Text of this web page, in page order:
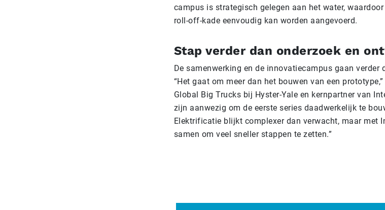
campus is strategisch gelegen aan het water,
roll-off-kade eenvoudig kan worden aangevoerd.
Stap verder dan onderzoek en
De samenwerking en de innovatiecampus gaan verder
“Het gaat om meer dan het bouwen van een
Global Big Trucks bij Hyster-Yale en kernpartner van
zijn aanwezig om de eerste series daadwerkelijk te
Elektrificatie blijkt complexer dan verwacht, maar met
samen om veel sneller stappen te zetten.”